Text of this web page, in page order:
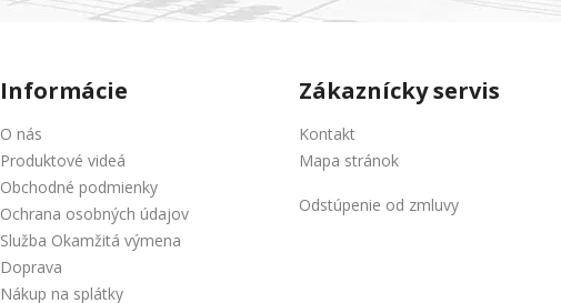
Informácie
O nás
Produktové videá
Obchodné podmienky
Ochrana osobných údajov
Služba Okamžitá výmena
Doprava
Nákup na splátky
Zákaznícky servis
Kontakt
Mapa stránok
Odstúpenie od zmluvy